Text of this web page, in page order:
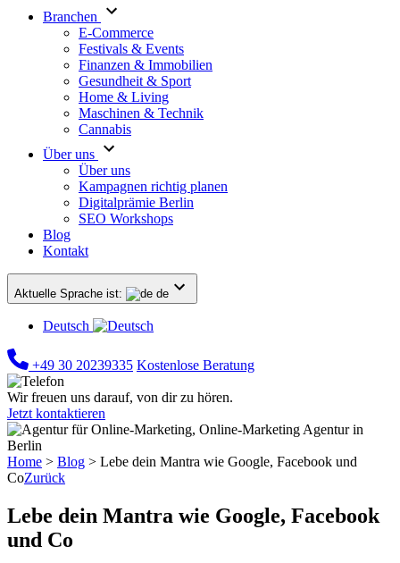
Branchen
E-Commerce
Festivals & Events
Finanzen & Immobilien
Gesundheit & Sport
Home & Living
Maschinen & Technik
Cannabis
Über uns
Über uns
Kampagnen richtig planen
Digitalprämie Berlin
SEO Workshops
Blog
Kontakt
Aktuelle Sprache ist: de
Deutsch
+49 30 20239335 Kostenlose Beratung
Wir freuen uns darauf, von dir zu hören.
Jetzt kontaktieren
Home > Blog > Lebe dein Mantra wie Google, Facebook und
CoZurück
Lebe dein Mantra wie Google, Facebook
und Co